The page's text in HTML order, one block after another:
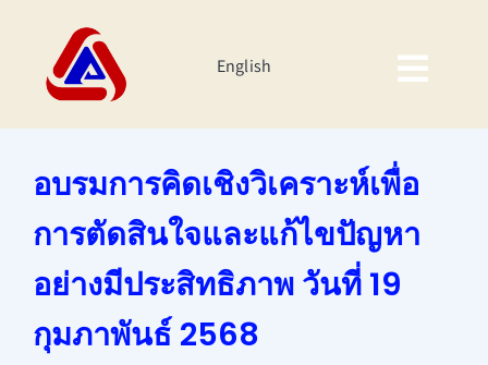
content
ผลิตภัณฑ์
นักลงทุนสัมพันธ์
English
อบรมการคิดเชิงวิเคราะห์เพื่อ
การตัดสินใจและแก้ไขปัญหา
อย่างมีประสิทธิภาพ วันที่ 19
กุมภาพันธ์ 2568